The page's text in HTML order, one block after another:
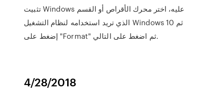
تثبيت Windows عليه، اختر محرك الأقراص أو القسم
الذي تريد استخدامه لنظام التشغيل Windows 10 ثم
إضغط على "Format" ثم اضغط على التالي.
4/28/2018